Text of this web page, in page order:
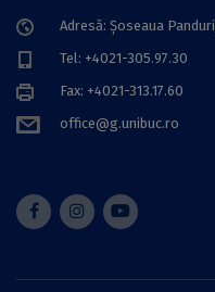
Adresă: Șoseaua
Tel: +4021-305.97.30
Fax: +4021-313.17.60
office@g.unibuc.ro